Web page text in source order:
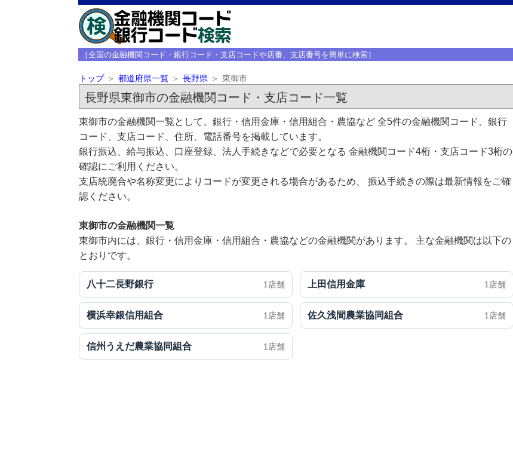
［全国の金融機関コード・銀行コード・支店コードや店番、支店番号を簡単に検索］
トップ 都道府県一覧 長野県 東御市
長野県東御市の金融機関コード・支店コード一覧
東御市の金融機関一覧として、銀行・信用金庫・信用組合・農協など 全5件の金融機関コード、銀行
コード、支店コード、住所、電話番号を掲載しています。
銀行振込、給与振込、口座登録、法人手続きなどで必要となる 金融機関コード4桁・支店コード3桁の
確認にご利用ください。
支店統廃合や名称変更によりコードが変更される場合があるため、 振込手続きの際は最新情報をご確
認ください。
東御市の金融機関一覧
東御市内には、銀行・信用金庫・信用組合・農協などの金融機関があります。 主な金融機関は以下の
とおりです。
八十二長野銀行 1店舗 上田信用金庫 1店舗
横浜幸銀信用組合 1店舗 佐久浅間農業協同組合 1店舗
信州うえだ農業協同組合 1店舗